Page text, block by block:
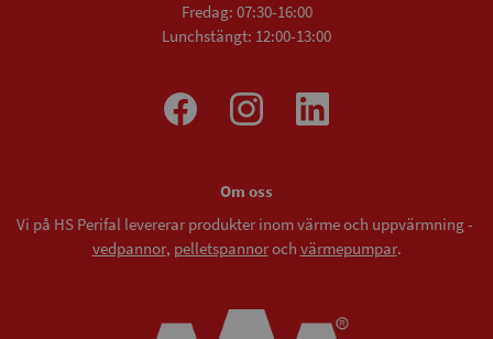
Fredag: 07:30-16:00
Lunchstängt: 12:00-13:00
Om oss
Vi på HS Perifal levererar produkter inom värme och uppvärmning -
vedpannor, pelletspannoroch värmepumpar.